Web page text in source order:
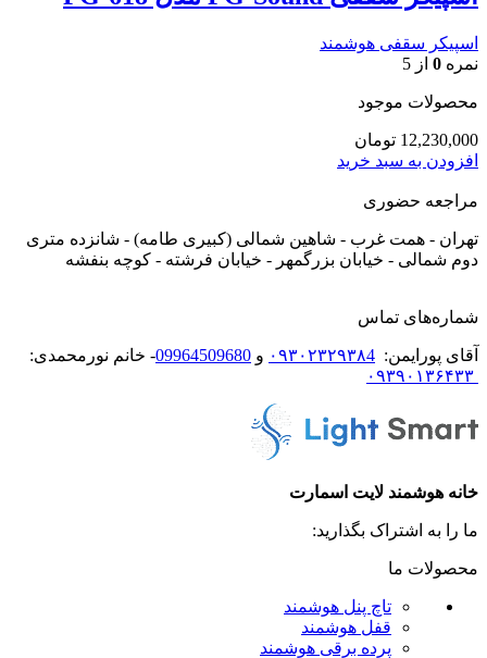
اسپیکر سقفی هوشمند
نمره 0 از 5
محصولات موجود
12,230,000 تومان
افزودن به سبد خرید
مراجعه حضوری
تهران - همت غرب - شاهین شمالی (کبیری طامه) - شانزده متری
دوم شمالی - خیابان بزرگمهر - خیابان فرشته - کوچه بنفشه
شماره‌های تماس
آقای پورایمن: ۰۹۳۰۲۳۲۹۳۸4 و 09964509680- خانم نورمحمدی:
خانه هوشمند لایت اسمارت
ما را به اشتراک بگذارید:
محصولات ما
تاچ پنل هوشمند
قفل هوشمند
پرده برقی هوشمند